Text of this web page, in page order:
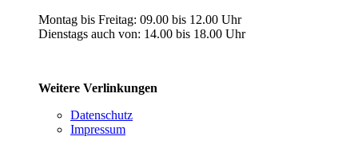
Montag bis Freitag: 09.00 bis 12.00 Uhr
Dienstags auch von: 14.00 bis 18.00 Uhr
Weitere Verlinkungen
Datenschutz
Impressum